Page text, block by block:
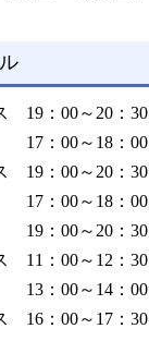
19：00～20：30
：00～18：00
19：00～20：30
：00～18：00
：00～20：30
11：00～12：30
～14：00
00～17：30